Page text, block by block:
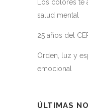
Los colores te
salud mental
25 años del
Orden, luz y
emocional
ÚLTIMAS